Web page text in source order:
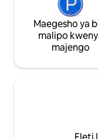
Maegesho ya
malipo
majengo